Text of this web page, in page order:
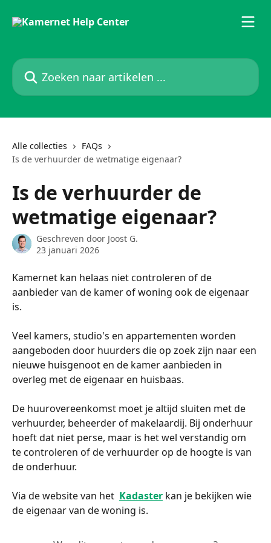
Zoeken naar artikelen ...
Alle collecties
FAQs
Is de verhuurder de wetmatige eigenaar?
Is de verhuurder de
wetmatige eigenaar?
Geschreven door Joost G.
23 januari 2026
Kamernet kan helaas niet controleren of de
aanbieder van de kamer of woning ook de eigenaar
is.
Veel kamers, studio's en appartementen worden
aangeboden door huurders die op zoek zijn naar een
nieuwe huisgenoot en de kamer aanbieden in
overleg met de eigenaar en huisbaas.
De huurovereenkomst moet je altijd sluiten met de
verhuurder, beheerder of makelaardij. Bij onderhuur
hoeft dat niet perse, maar is het wel verstandig om
te controleren of de verhuurder op de hoogte is van
de onderhuur.
Via de website van het Kadaster kan je bekijken wie
de eigenaar van de woning is.